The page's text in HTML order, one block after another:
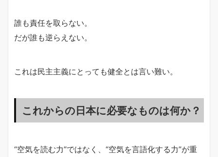
誰も責任を取らない。
だが誰も逆らえない。
これは民主主義にとっても健全とは言い難い。
これからの日本に必要なものは何か？
“空気を読む力”ではなく、“空気を言語化する力”が重